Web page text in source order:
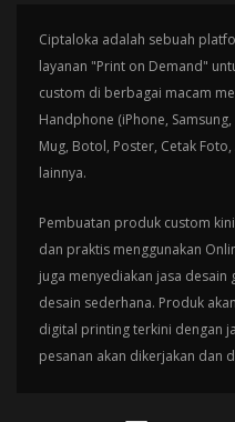
Ciptaloka adalah sebuah
layanan "Print on Demand"
custom di berbagai macam
Handphone (iPhone,
Mug, Botol, Poster, Cetak
lainnya.
Pembuatan produk custom
dan praktis menggunakan
juga menyediakan jasa
desain sederhana. Produk
digital printing terkini dengan
pesanan akan dikerjakan dan